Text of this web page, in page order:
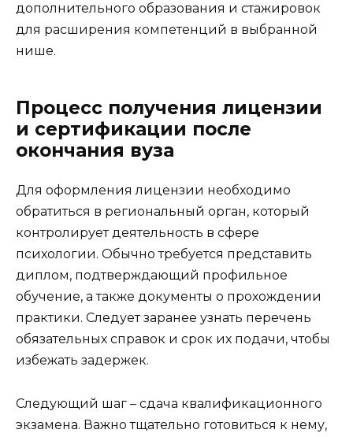
дополнительного образования и стажировок
для расширения компетенций в выбранной
нише.
Процесс получения лицензии
и сертификации после
окончания вуза
Для оформления лицензии необходимо
обратиться в региональный орган, который
контролирует деятельность в сфере
психологии. Обычно требуется представить
диплом, подтверждающий профильное
обучение, а также документы о прохождении
практики. Следует заранее узнать перечень
обязательных справок и срок их подачи, чтобы
избежать задержек.
Следующий шаг – сдача квалификационного
экзамена. Важно тщательно готовиться к нему,